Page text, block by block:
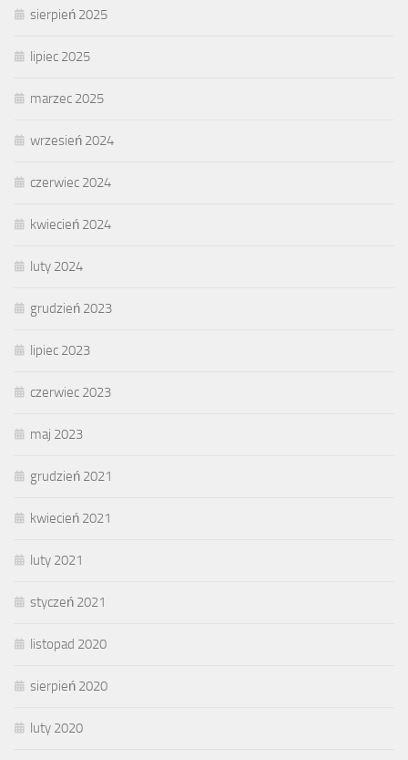
sierpień 2025
lipiec 2025
marzec 2025
wrzesień 2024
czerwiec 2024
kwiecień 2024
luty 2024
grudzień 2023
lipiec 2023
czerwiec 2023
maj 2023
grudzień 2021
kwiecień 2021
luty 2021
styczeń 2021
listopad 2020
sierpień 2020
luty 2020